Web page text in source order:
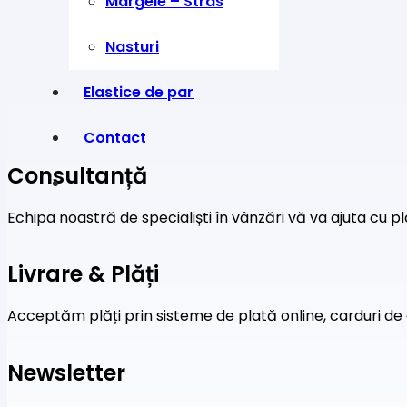
Nasturi
Elastice de par
Contact
fost:
23,00 lei.
Consultanță
Echipa noastră de specialiști în vânzări vă va ajuta cu
Livrare & Plăți
Acceptăm plăți prin sisteme de plată online, carduri
Newsletter